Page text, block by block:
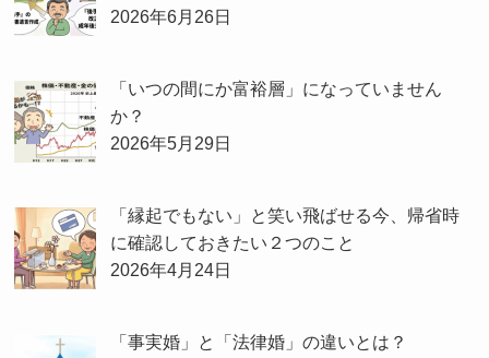
2026年6月26日
「いつの間にか富裕層」になっていません
か？
2026年5月29日
「縁起でもない」と笑い飛ばせる今、帰省時
に確認しておきたい２つのこと
2026年4月24日
「事実婚」と「法律婚」の違いとは？